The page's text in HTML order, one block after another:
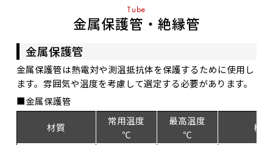
Tube
金属保護管・絶縁管
金属保護管
金属保護管は熱電対や測温抵抗体を保護するために使用し
ます。雰囲気や温度を考慮して選定する必要があります。
■金属保護管
材質
常用温度
℃
最高温度
℃
概